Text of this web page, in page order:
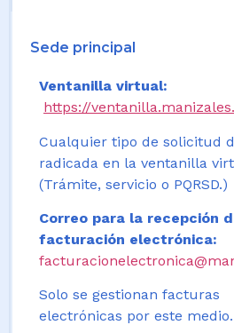
Sede principal
Ventanilla virtual:
https://
Cualquier tipo de solicitud
radicada en la ventanilla
(Trámite, servicio o PQRSD.)
Correo para la recepción
facturación electrónica:
Solo se gestionan facturas
electrónicas por este medio.